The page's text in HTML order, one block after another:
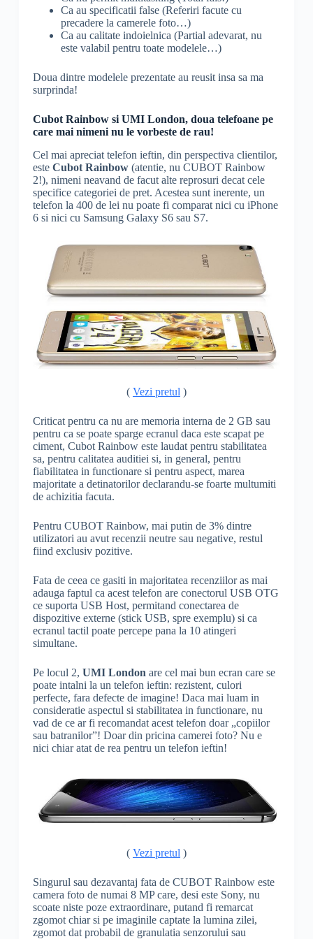
Ca au specificatii false (Referiri facute cu
precadere la camerele foto…)
Ca au calitate indoielnica (Partial adevarat, nu
este valabil pentru toate modelele…)
Doua dintre modelele prezentate au reusit insa sa ma
surprinda!
Cubot Rainbow si UMI London, doua telefoane pe
care mai nimeni nu le vorbeste de rau!
Cel mai apreciat telefon ieftin, din perspectiva clientilor,
este Cubot Rainbow(atentie, nu CUBOT Rainbow
2!), nimeni neavand de facut alte reprosuri decat cele
specifice categoriei de pret. Acestea sunt inerente, un
telefon la 400 de lei nu poate fi comparat nici cu iPhone
6 si nici cu Samsung Galaxy S6 sau S7.
( Vezi pretul )
Criticat pentru ca nu are memoria interna de 2 GB sau
pentru ca se poate sparge ecranul daca este scapat pe
ciment, Cubot Rainbow este laudat pentru stabilitatea
sa, pentru calitatea auditiei si, in general, pentru
fiabilitatea in functionare si pentru aspect, marea
majoritate a detinatorilor declarandu-se foarte multumiti
de achizitia facuta.
Pentru CUBOT Rainbow, mai putin de 3% dintre
utilizatori au avut recenzii neutre sau negative, restul
fiind exclusiv pozitive.
Fata de ceea ce gasiti in majoritatea recenziilor as mai
adauga faptul ca acest telefon are conectorul USB OTG
ce suporta USB Host, permitand conectarea de
dispozitive externe (stick USB, spre exemplu) si ca
ecranul tactil poate percepe pana la 10 atingeri
simultane.
Pe locul 2, UMI London are cel mai bun ecran care se
poate intalni la un telefon ieftin: rezistent, culori
perfecte, fara defecte de imagine! Daca mai luam in
consideratie aspectul si stabilitatea in functionare, nu
vad de ce ar fi recomandat acest telefon doar „copiilor
sau batranilor”! Doar din pricina camerei foto? Nu e
nici chiar atat de rea pentru un telefon ieftin!
( Vezi pretul)
Singurul sau dezavantaj fata de CUBOT Rainbow este
camera foto de numai 8 MP care, desi este Sony, nu
scoate niste poze extraordinare, putand fi remarcat
zgomot chiar si pe imaginile captate la lumina zilei,
zgomot dat probabil de granulatia senzorului sau